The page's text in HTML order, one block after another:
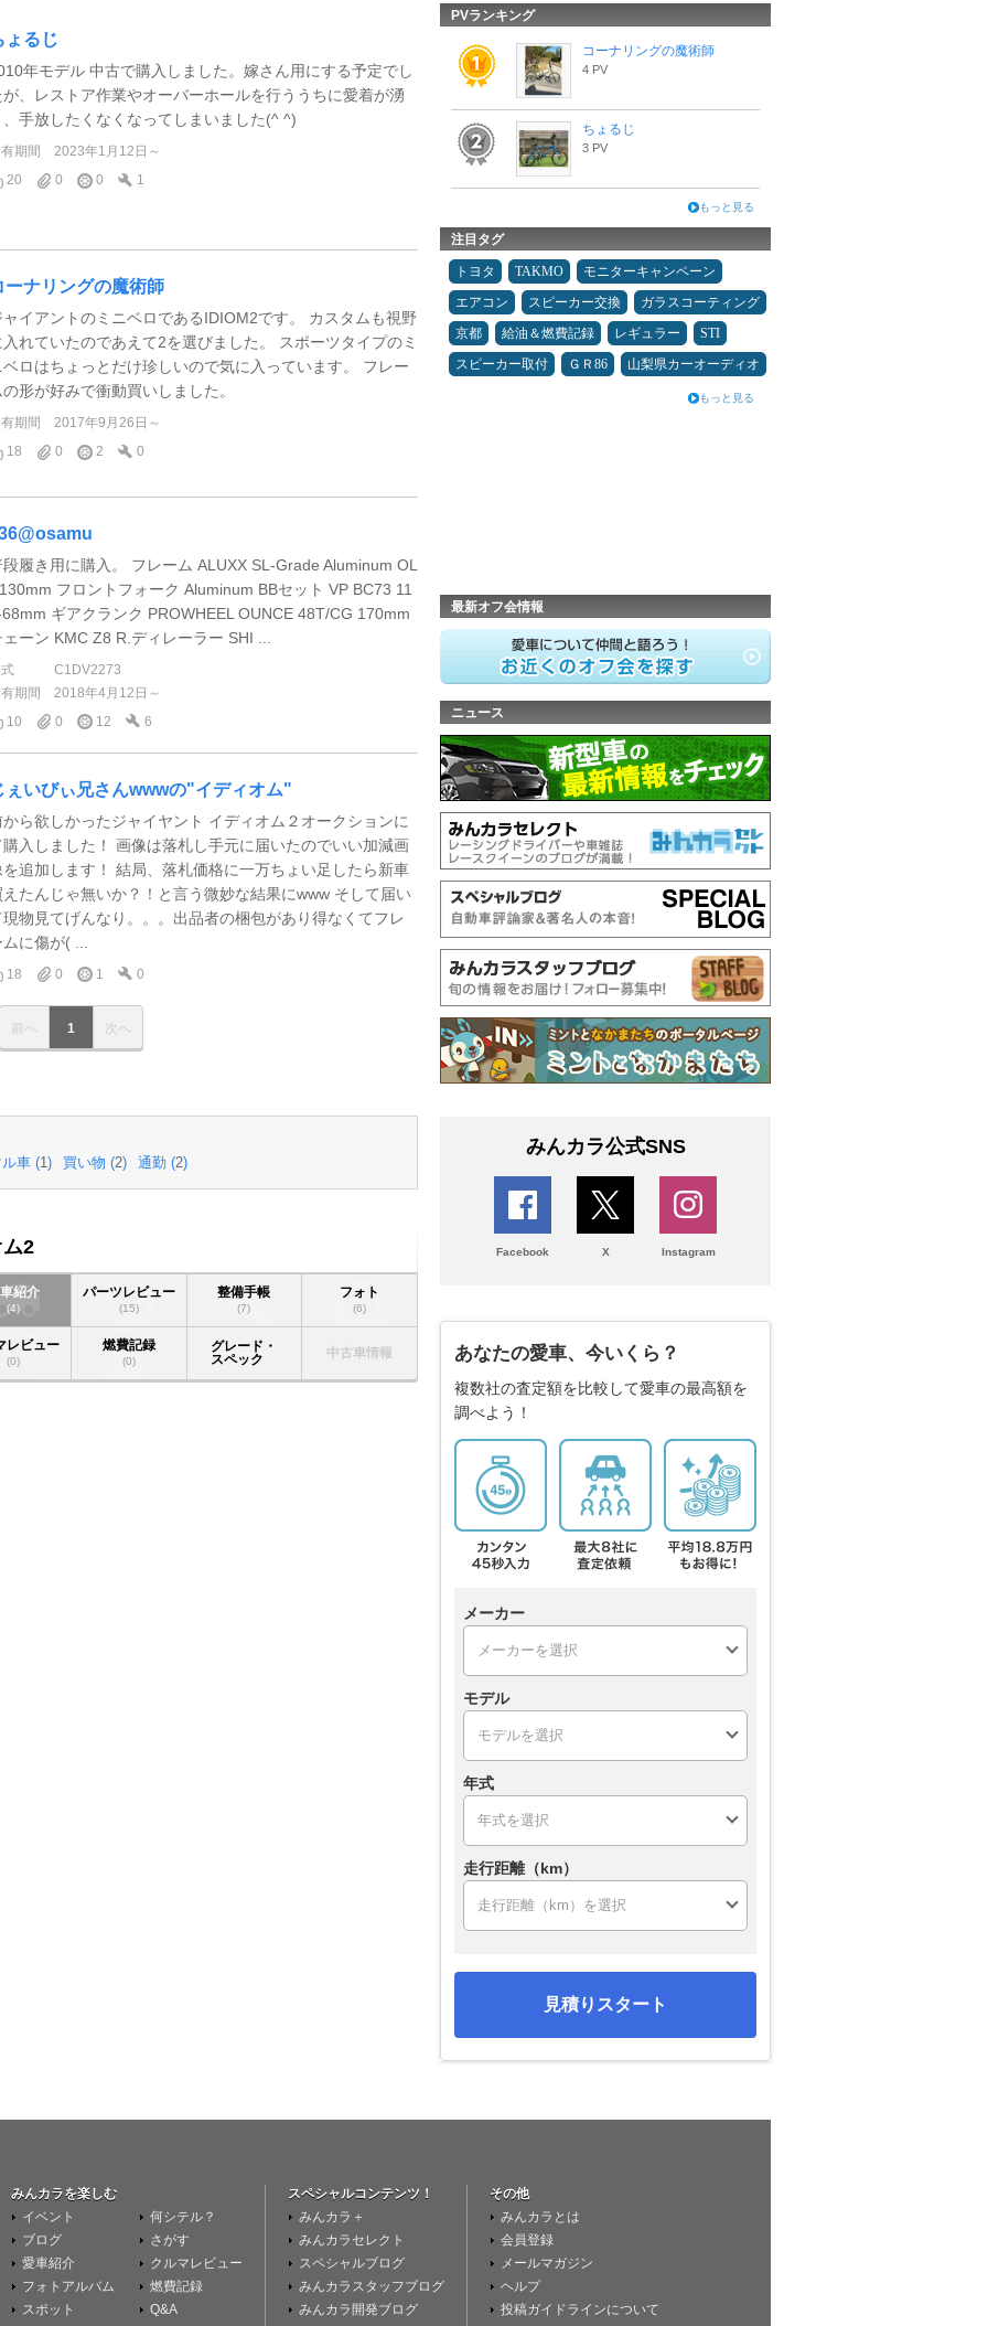
ょるじ
年モデル 中古で購入しました。嫁さん用にする予定でし
が、レストア作業やオーバーホールを行ううちに愛着が湧
、手放したくなくなってしまいました(^ ^)
期間
2023年1月12日～
20
0 0 1
ーナリングの魔術師
ャイアントのミニベロであるIDIOM2です。 カスタムも視野
入れていたのであえて2を選びました。 スポーツタイプのミ
ベロはちょっとだけ珍しいので気に入っています。 フレー
形が好みで衝動買いしました。
期間
2017年9月26日～
18
0 2 0
段履き用に購入。 フレーム ALUXX SL-Grade Aluminum OL
フロントフォーク Aluminum BBセット VP BC73 11
ギアクランク PROWHEEL OUNCE 48T/CG 170mm
ェーン KMC Z8 R.ディレーラー SHI ...
C1DV2273
期間
2018年4月12日～
10
0 12 6
ぇいびぃ兄さんwwwの"イディオム"
から欲しかったジャイヤント イディオム２オークションに
購入しました！ 画像は落札し手元に届いたのでいい加減画
を追加します！ 結局、落札価格に一万ちょい足したら新車
えたんじゃ無いか？！と言う微妙な結果にwww そして届い
現物見てげんなり。。。出品者の梱包があり得なくてフレ
に傷が( ...
18 0 1 0
前へ 1 次へ
車 (1 ) 買い物 (2) 通勤 (2)
2
紹介
(4)
パーツレビュー
(15)
整備手帳
(7)
フォト
(6)
レビュー
(0)
燃費記録
(0)
グレード・
スペック
中古車情報
PVランキング
コーナリングの魔術師
4 PV
ちょるじ
3 PV
もっと見る
注目タグ
トヨタ TAKMO
モニターキャンペーン
エアコン
スピーカー交換
ガラスコーティング
京都
給油＆燃費記録 レギュラー
STI
スピーカー取付
ＧＲ86 山梨県カーオーディオ
もっと見る
最新オフ会情報
ニュース
みんカラ公式SNS
Facebook X Instagram
あなたの愛車、今いくら？
複数社の査定額を比較して愛車の最高額を
調べよう！
メーカー
モデル
年式
走行距離（km）
見積りスタート
みんカラを楽しむ
イベント
ブログ
愛車紹介
フォトアルバム
スポット
何シテル？
さがす
クルマレビュー
燃費記録
Q&A
スペシャルコンテンツ！
みんカラ＋
みんカラセレクト
スペシャルブログ
みんカラスタッフブログ
みんカラ開発ブログ
その他
みんカラとは
会員登録
メールマガジン
ヘルプ
投稿ガイドラインについて